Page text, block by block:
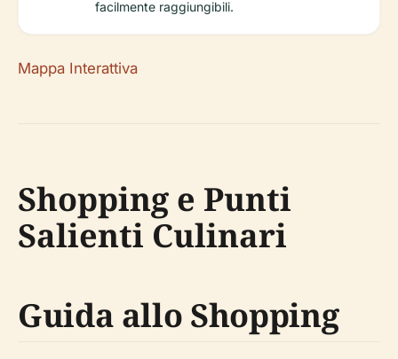
facilmente raggiungibili.
Mappa Interattiva
Shopping e Punti
Salienti Culinari
Guida allo Shopping